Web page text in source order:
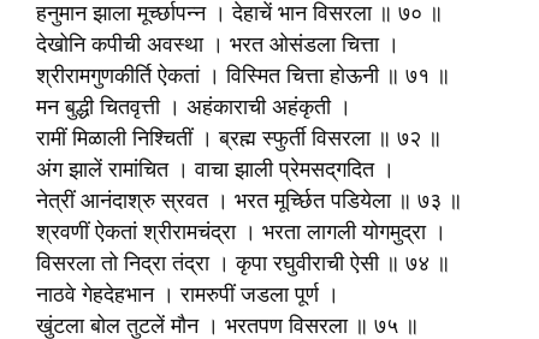
हनुमान झाला मूर्च्छापन्न । देहाचें भान विसरला ॥ ७० ॥
देखोनि कपीची अवस्था । भरत ओसंडला चित्ता ।
श्रीरामगुणकीर्ति ऐकतां । विस्मित चित्ता होऊनी ॥ ७१ ॥
मन बुद्धी चितवृत्ती । अहंकाराची अहंकृती ।
रामीं मिळाली निश्चितीं । ब्रह्म स्फुर्ती विसरला ॥ ७२ ॥
अंग झालें रामांचित । वाचा झाली प्रेमसद्‌गदित ।
नेत्रीं आनंदाश्रु स्रवत । भरत मूर्च्छित पडियेला ॥ ७३ ॥
श्रवणीं ऐकतां श्रीरामचंद्रा । भरता लागली योगमुद्रा ।
विसरला तो निद्रा तंद्रा । कृपा रघुवीराची ऐसी ॥ ७४ ॥
नाठवे गेहदेहभान । रामरुपीं जडला पूर्ण ।
खुंटला बोल तुटलें मौन । भरतपण विसरला ॥ ७५ ॥